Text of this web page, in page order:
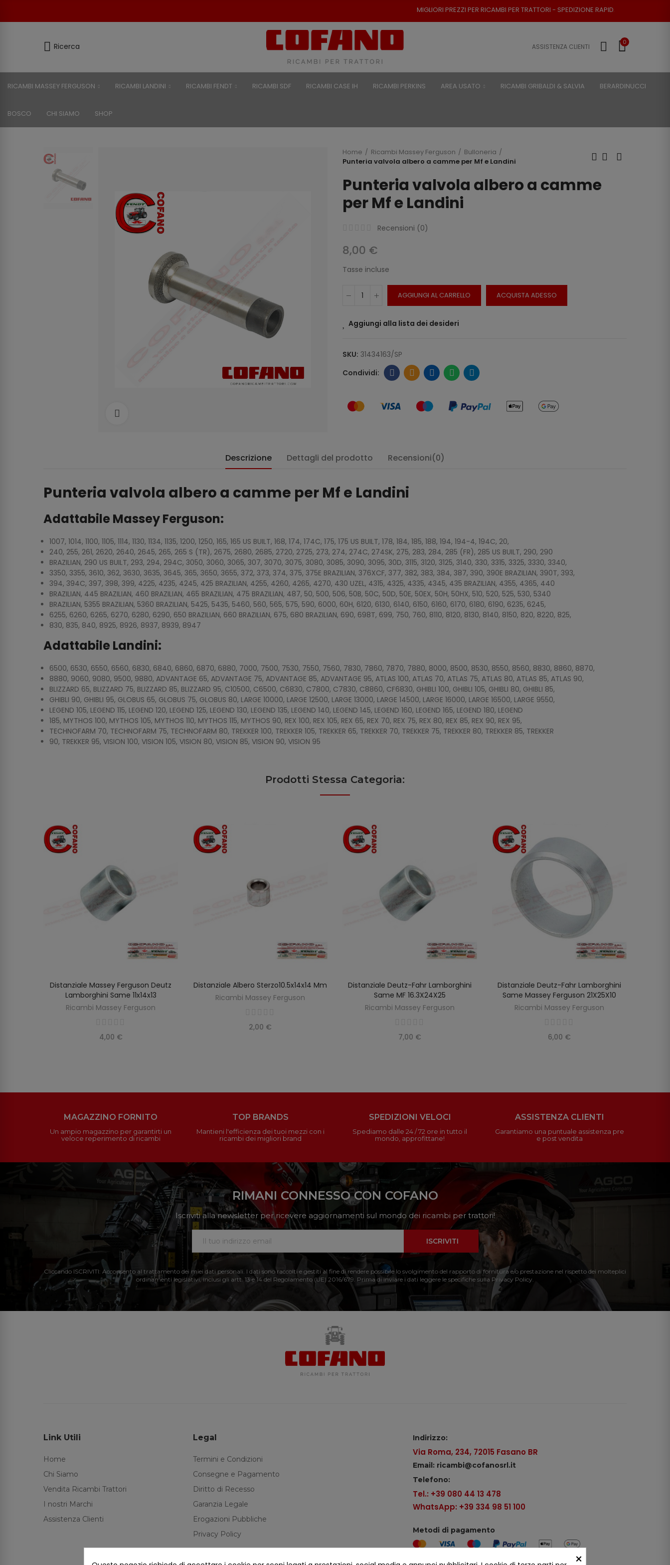
MIGLIORI PREZZI PER RICAMBI PER TRATTORI - SPEDIZIONE RAPIDA - RESO POSSIBILE
Ricerca ASSISTENZA CLIENTI
0
RICAMBI MASSEY FERGUSON RICAMBI LANDINI RICAMBI FENDT RICAMBI SDF RICAMBI CASE IH RICAMBI PERKINS AREA USATO RICAMBI GRIBALDI & SALVIA BERARDINUCCI
BOSCO CHI SIAMO SHOP
Home Ricambi Massey Ferguson
Bulloneria
Punteria valvola albero a camme per Mf e Landini
Punteria valvola albero a camme
per Mf e Landini
Recensioni (0)
8,00 €
Tasse incluse
AGGIUNGI AL CARRELLO ACQUISTA ADESSO
Aggiungi alla lista dei desideri
SKU: 31434163/SP
Descrizione Dettagli del prodotto Recensioni(0)
Punteria valvola albero a camme per Mf e Landini
Adattabile Massey Ferguson:
1007, 1014, 1100, 1105, 1114, 1130, 1134, 1135, 1200, 1250, 165, 165 US BUILT, 168, 174, 174C, 175, 175 US BUILT, 178, 184, 185, 188, 194, 194-4, 194C, 20,
240, 255, 261, 2620, 2640, 2645, 265, 265 S (TR), 2675, 2680, 2685, 2720, 2725, 273, 274, 274C, 274SK, 275, 283, 284, 285 (FR), 285 US BUILT, 290, 290
BRAZILIAN, 290 US BUILT, 293, 294, 294C, 3050, 3060, 3065, 307, 3070, 3075, 3080, 3085, 3090, 3095, 30D, 3115, 3120, 3125, 3140, 330, 3315, 3325, 3330, 3340,
3350, 3355, 3610, 362, 3630, 3635, 3645, 365, 3650, 3655, 372, 373, 374, 375, 375E BRAZILIAN, 376XCF, 377, 382, 383, 384, 387, 390, 390E BRAZILIAN, 390T, 393,
394, 394C, 397, 398, 399, 4225, 4235, 4245, 425 BRAZILIAN, 4255, 4260, 4265, 4270, 430 UZEL, 4315, 4325, 4335, 4345, 435 BRAZILIAN, 4355, 4365, 440
BRAZILIAN, 445 BRAZILIAN, 460 BRAZILIAN, 465 BRAZILIAN, 475 BRAZILIAN, 487, 50, 500, 506, 50B, 50C, 50D, 50E, 50EX, 50H, 50HX, 510, 520, 525, 530, 5340
BRAZILIAN, 5355 BRAZILIAN, 5360 BRAZILIAN, 5425, 5435, 5460, 560, 565, 575, 590, 6000, 60H, 6120, 6130, 6140, 6150, 6160, 6170, 6180, 6190, 6235, 6245,
6255, 6260, 6265, 6270, 6280, 6290, 650 BRAZILIAN, 660 BRAZILIAN, 675, 680 BRAZILIAN, 690, 698T, 699, 750, 760, 8110, 8120, 8130, 8140, 8150, 820, 8220, 825,
830, 835, 840, 8925, 8926, 8937, 8939, 8947
Adattabile Landini:
6500, 6530, 6550, 6560, 6830, 6840, 6860, 6870, 6880, 7000, 7500, 7530, 7550, 7560, 7830, 7860, 7870, 7880, 8000, 8500, 8530, 8550, 8560, 8830, 8860, 8870,
8880, 9060, 9080, 9500, 9880, ADVANTAGE 65, ADVANTAGE 75, ADVANTAGE 85, ADVANTAGE 95, ATLAS 100, ATLAS 70, ATLAS 75, ATLAS 80, ATLAS 85, ATLAS 90,
BLIZZARD 65, BLIZZARD 75, BLIZZARD 85, BLIZZARD 95, C10500, C6500, C6830, C7800, C7830, C8860, CF6830, GHIBLI 100, GHIBLI 105, GHIBLI 80, GHIBLI 85,
GHIBLI 90, GHIBLI 95, GLOBUS 65, GLOBUS 75, GLOBUS 80, LARGE 10000, LARGE 12500, LARGE 13000, LARGE 14500, LARGE 16000, LARGE 16500, LARGE 9550,
LEGEND 105, LEGEND 115, LEGEND 120, LEGEND 125, LEGEND 130, LEGEND 135, LEGEND 140, LEGEND 145, LEGEND 160, LEGEND 165, LEGEND 180, LEGEND
185, MYTHOS 100, MYTHOS 105, MYTHOS 110, MYTHOS 115, MYTHOS 90, REX 100, REX 105, REX 65, REX 70, REX 75, REX 80, REX 85, REX 90, REX 95,
TECHNOFARM 70, TECHNOFARM 75, TECHNOFARM 80, TREKKER 100, TREKKER 105, TREKKER 65, TREKKER 70, TREKKER 75, TREKKER 80, TREKKER 85, TREKKER
90, TREKKER 95, VISION 100, VISION 105, VISION 80, VISION 85, VISION 90, VISION 95
Prodotti Stessa Categoria:
AGGIUNGI AL CARRELLO
Distanziale Massey Ferguson Deutz
Lamborghini Same 11x14x13
Ricambi Massey Ferguson
4,00 €
AGGIUNGI AL CARRELLO
Distanziale Albero Sterzo10.5x14x14 Mm
Ricambi Massey Ferguson
2,00 €
AGGIUNGI AL CARRELLO
Distanziale Deutz-Fahr Lamborghini
Same MF 16.3X24X25
Ricambi Massey Ferguson
7,00 €
AGGIUNGI AL CARRELLO
Distanziale Deutz-Fahr Lamborghini
Same Massey Ferguson 21X25X10
Ricambi Massey Ferguson
6,00 €
MAGAZZINO FORNITO
Un ampio magazzino per garantirti un
veloce reperimento di ricambi
TOP BRANDS
Mantieni l'efficienza dei tuoi mezzi con i
ricambi dei migliori brand
SPEDIZIONI VELOCI
Spediamo dalle 24 / 72 ore in tutto il
mondo, approfittane!
ASSISTENZA CLIENTI
Garantiamo una puntuale assistenza pre
e post vendita
RIMANI CONNESSO CON COFANO
Iscriviti alla newsletter per ricevere aggiornamenti sul mondo dei ricambi per trattori!
ISCRIVITI
Cliccando ISCRIVITI: Acconsento al trattamento dei miei dati personali. I dati sono raccolti e gestiti al fine di rendere possibile lo svolgimento del rapporto di fornitura e/o prestazione nel rispetto dei molteplici
ordinamenti legislativi, inclusi gli artt. 13 e 14 del Regolamento (UE) 2016/679. Prima di inviare i dati leggere le specifiche sulla Privacy Policy.
Link Utili
Home
Chi Siamo
Vendita Ricambi Trattori
I nostri Marchi
Assistenza Clienti
Legal
Termini e Condizioni
Consegne e Pagamento
Diritto di Recesso
Garanzia Legale
Erogazioni Pubbliche
Privacy Policy
Indirizzo:
Via Roma, 234, 72015 Fasano BR
Email: ricambi@cofanosrl.it
Telefono:
Tel.: +39 080 44 13 478
WhatsApp: +39 334 98 51 100
Metodi di pagamento
×